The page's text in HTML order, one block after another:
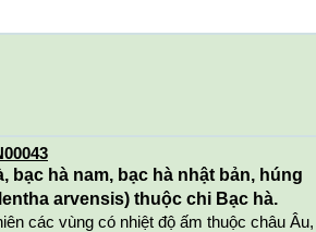
bạc hà nam, bạc hà nhật bản, húng
arvensis) thuộc chi Bạc hà.
các vùng có nhiệt độ ấm thuộc châu Âu,